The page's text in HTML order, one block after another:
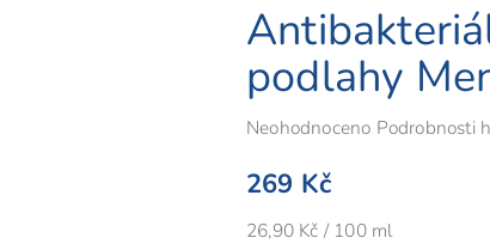
podlahy
Průměrné
produktu
Neohodnoceno Podrobnosti
269 Kč
Měrná
26,90 Kč / 100 ml